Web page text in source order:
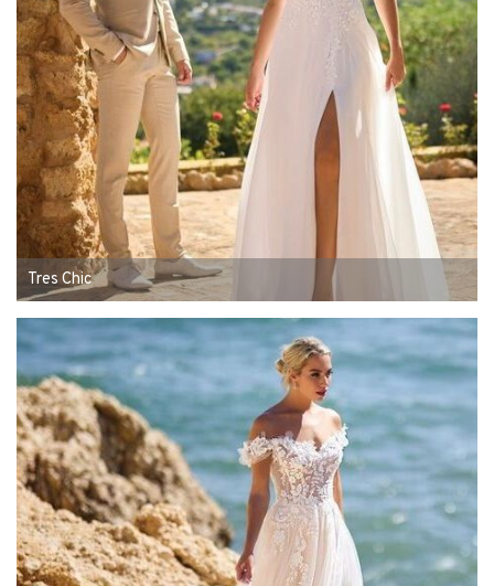
Tres Chic